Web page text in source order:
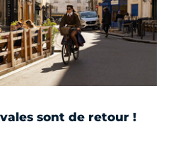
sont de retour !